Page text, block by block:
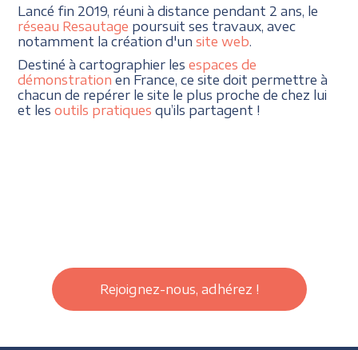
Lancé fin 2019, réuni à distance pendant 2 ans, le
réseau Resautage poursuit ses travaux, avec
notamment la création d'unsite web
Destiné à cartographier lesespaces de
démonstration en France, ce site doit permettre à
chacun de repérer le site le plus proche de chez lui
et lesoutils pratiques qu’ils partagent !
Rejoignez-nous, adhérez !